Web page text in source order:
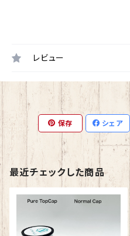
レビュー
保存 シェア
最近チェックした商品